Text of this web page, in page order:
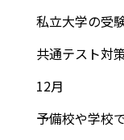
私立大学の受
共通テスト対
12月
予備校や学校